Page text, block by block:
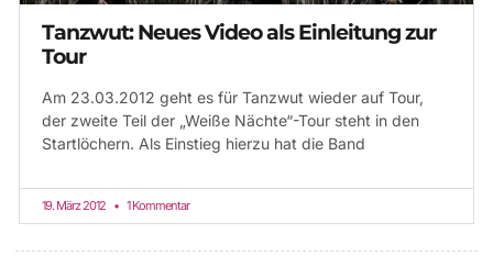
Tanzwut: Neues Video als Einleitung zur
Tour
Am 23.03.2012 geht es für Tanzwut wieder auf Tour,
der zweite Teil der „Weiße Nächte“-Tour steht in den
Startlöchern. Als Einstieg hierzu hat die Band
19. März 2012 1 Kommentar